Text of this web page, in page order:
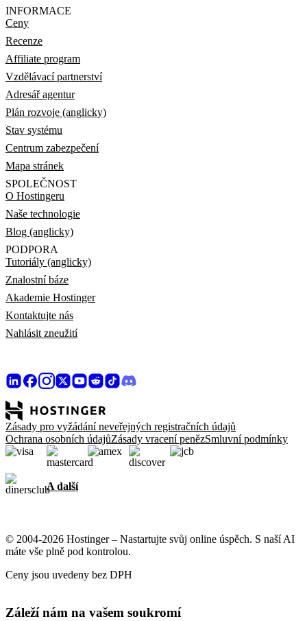
INFORMACE
Ceny
Recenze
Affiliate program
Vzdělávací partnerství
Adresář agentur
Plán rozvoje (anglicky)
Stav systému
Centrum zabezpečení
Mapa stránek
SPOLEČNOST
O Hostingeru
Naše technologie
Blog (anglicky)
PODPORA
Tutoriály (anglicky)
Znalostní báze
Akademie Hostinger
Kontaktujte nás
Nahlásit zneužití
Zásady pro vyžádání neveřejných registračních údajů
Ochrana osobních údajůZásady vracení penězSmluvní podmínky
A další
© 2004-2026 Hostinger – Nastartujte svůj online úspěch. S naší AI
máte vše plně pod kontrolou.
Ceny jsou uvedeny bez DPH
Záleží nám na vašem soukromí